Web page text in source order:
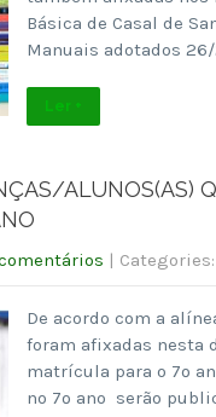
Básica de Casal de
Manuais adotados
Ler +
ALUNOS(AS)
| Categories:
De acordo com a
foram afixadas nesta
matrícula para o 7º
no 7º ano serão